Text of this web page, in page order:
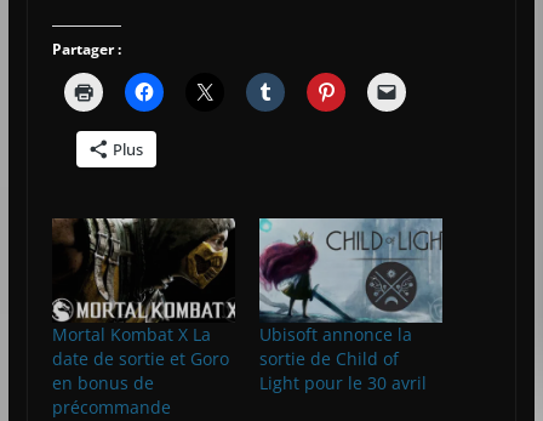
Partager :
Plus
Mortal Kombat X La
date de sortie et Goro
en bonus de
précommande
Ubisoft annonce la
sortie de Child of
Light pour le 30 avril